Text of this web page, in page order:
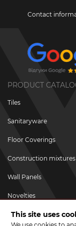
Contact
PRODUCT
Tiles
Sanitaryware
Floor Coverings
Construction mixtures
Wall Panels
Novelties
Promotional goods
This site uses